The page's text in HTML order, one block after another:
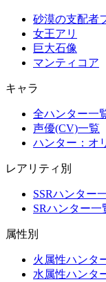
砂漠の支配者
女王アリ
巨大石像
マンティコア
キャラ
全ハンター一
声優(CV)一覧
ハンター：オ
レアリティ別
SSRハンター
SRハンター一
属性別
火属性ハンタ
水属性ハンタ